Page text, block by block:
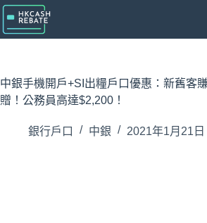
跳
至
主
內
容
中銀手機開戶+SI出糧戶口優惠：新舊客
贈！公務員高達$2,200！
銀行戶口 中銀 2021年1月21日